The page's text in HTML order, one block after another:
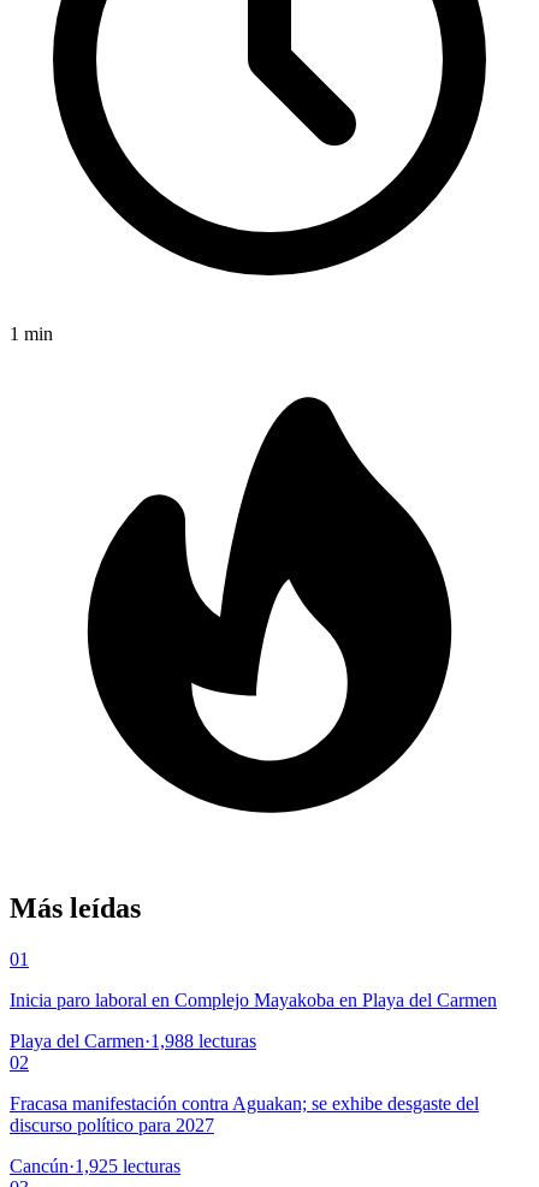
1 min
Más leídas
01
Inicia paro laboral en Complejo Mayakoba en Playa del Carmen
Playa del Carmen·1,988 lecturas
02
Fracasa manifestación contra Aguakan; se exhibe desgaste del
discurso político para 2027
Cancún·1,925 lecturas